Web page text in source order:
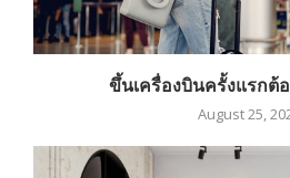
ขึ้นเครื่องบินครั้งแรกต้
August 25,